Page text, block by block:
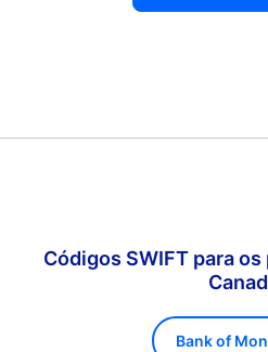
Códigos SWIFT para
Bank of